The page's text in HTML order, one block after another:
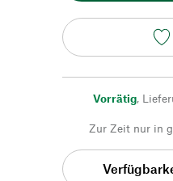
Vorrätig,
Zur Zeit nur in